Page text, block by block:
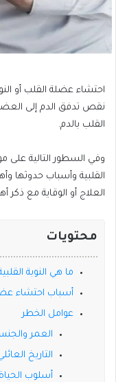
احتشاء عضلة القلب أو
نقص تدفق الدم إلى
القلب بالدم.
وفي السطور التالية على
القلبية وأسباب حدوثها
العلاج أو الوقاية مع ذكر
محتويات
ما هي النوبة
أسباب احتشاء
عوامل الخطر
العمر
التاريخ
أسلوب الحياة